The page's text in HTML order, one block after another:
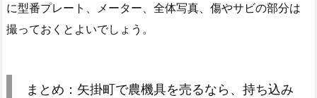
に型番プレート、メーター、全体写真、傷やサビの部分は
撮っておくとよいでしょう。
まとめ：矢掛町で農機具を売るなら、持ち込み